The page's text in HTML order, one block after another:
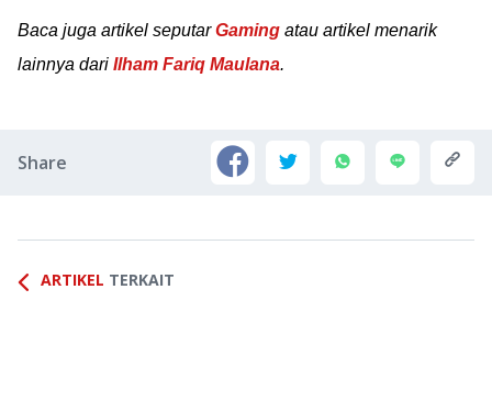
Baca juga artikel seputarGaming atau artikel menarik
lainnya dari Ilham Fariq Maulana.
Share
ARTIKEL TERKAIT